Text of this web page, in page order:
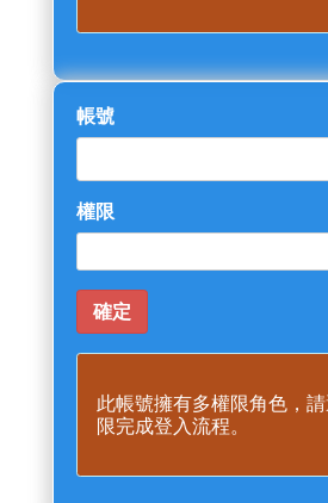
帳號
權限
此帳號擁有多權限角色，
限完成登入流程。